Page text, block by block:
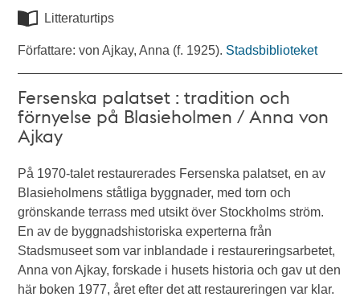
Litteraturtips
Författare: von Ajkay, Anna (f. 1925). Stadsbiblioteket
Fersenska palatset : tradition och
förnyelse på Blasieholmen / Anna von
Ajkay
På 1970-talet restaurerades Fersenska palatset, en av
Blasieholmens ståtliga byggnader, med torn och
grönskande terrass med utsikt över Stockholms ström.
En av de byggnadshistoriska experterna från
Stadsmuseet som var inblandade i restaureringsarbetet,
Anna von Ajkay, forskade i husets historia och gav ut den
här boken 1977, året efter det att restaureringen var klar.